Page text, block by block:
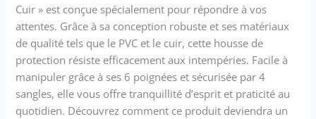
Cuir » est conçue spécialement pour répondre à vos
attentes. Grâce à sa conception robuste et ses matériaux
de qualité tels que le PVC et le cuir, cette housse de
protection résiste efficacement aux intempéries. Facile à
manipuler grâce à ses 6 poignées et sécurisée par 4
sangles, elle vous offre tranquillité d’esprit et praticité au
quotidien. Découvrez comment ce produit deviendra un